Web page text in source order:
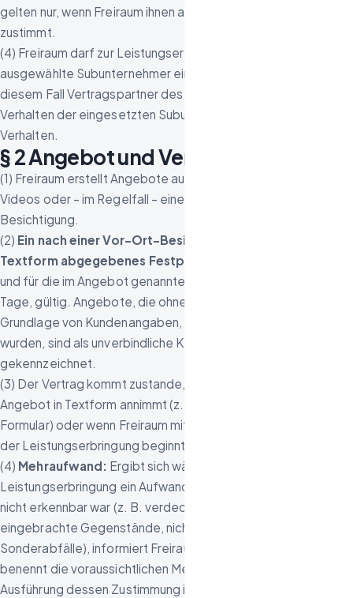
gelten nur, wenn Freiraum ihnen ausdrücklich in Textform
zustimmt.
(4) Freiraum darf zur Leistungserbringung sorgfältig
ausgewählte Subunternehmer einsetzen. Freiraum bleibt in
diesem Fall Vertragspartner des Kunden und haftet für das
Verhalten der eingesetzten Subunternehmer wie für eigenes
Verhalten.
§ 2 Angebot und Vertragsschluss
(1) Freiraum erstellt Angebote auf Grundlage von Fotos,
Videos oder – im Regelfall – einer kostenlosen Vor-Ort-
Besichtigung.
(2) Ein nach einer Vor-Ort-Besichtigung schriftlich oder in
Textform abgegebenes Festpreisangebot ist verbindlich
und für die im Angebot genannte Dauer, mindestens jedoch 14
Tage, gültig. Angebote, die ohne Besichtigung allein auf
Grundlage von Kundenangaben, Fotos oder Videos erstellt
wurden, sind als unverbindliche Kostenschätzung
gekennzeichnet.
(3) Der Vertrag kommt zustande, wenn der Kunde das
Angebot in Textform annimmt (z. B. E-Mail, WhatsApp,
Formular) oder wenn Freiraum mit Zustimmung des Kunden mit
der Leistungserbringung beginnt.
(4) Mehraufwand: Ergibt sich während der
Leistungserbringung ein Aufwand, der bei der Besichtigung
nicht erkennbar war (z. B. verdeckte Räume, nachträglich
eingebrachte Gegenstände, nicht angekündigte
Sonderabfälle), informiert Freiraum den Kunden unverzüglich,
benennt die voraussichtlichen Mehrkosten und holt vor
Ausführung dessen Zustimmung in Textform ein.